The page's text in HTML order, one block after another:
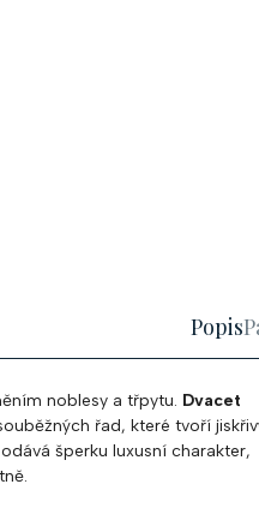
Popis
noblesy a třpytu. Dvacet
řad, které tvoří
šperku luxusní charakter,